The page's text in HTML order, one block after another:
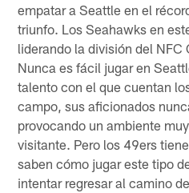
empatar a Seattle en el
triunfo. Los Seahawks en
liderando la división del NFC
Nunca es fácil jugar en
talento con el que cuentan
campo, sus aficionados
provocando un ambiente
visitante. Pero los 49ers
saben cómo jugar este tipo
intentar regresar al camino